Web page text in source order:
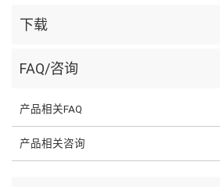
下载
FAQ/咨询
产品相关FAQ
产品相关咨询